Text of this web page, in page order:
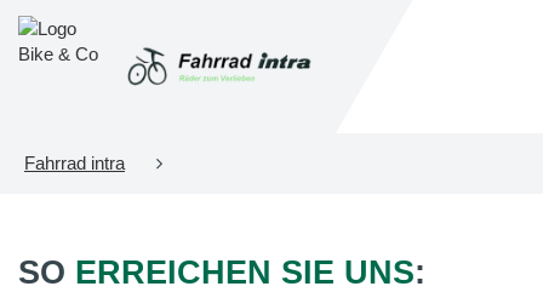
Fahrrad intra
SO ERREICHEN SIE UNS: